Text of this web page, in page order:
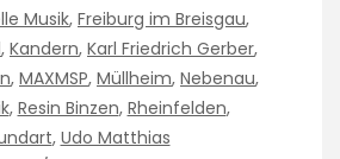
Musik, Freiburg im Breisgau,
, Kandern, Karl Friedrich Gerber,
, MAXMSP, Müllheim, Nebenau,
, Resin Binzen, Rheinfelden,
, Udo Matthias